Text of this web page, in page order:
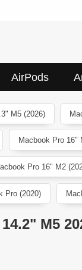
AirPods
M5 (2026)
Macbook Pro 16"
Pro 16" M2
Pro (2020)
M5